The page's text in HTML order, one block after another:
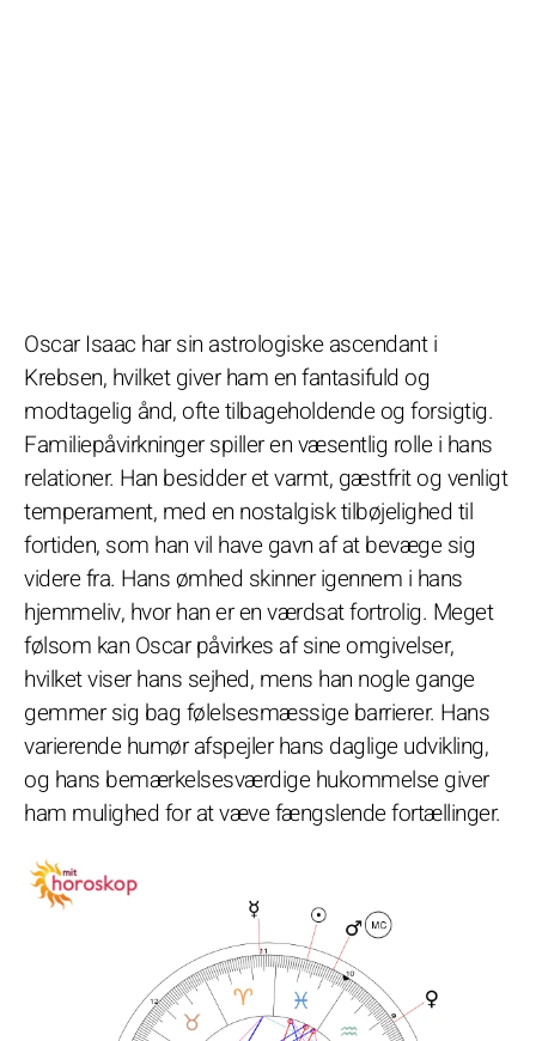
Oscar Isaac har sin astrologiske ascendant i
Krebsen, hvilket giver ham en fantasifuld og
modtagelig ånd, ofte tilbageholdende og forsigtig.
Familiepåvirkninger spiller en væsentlig rolle i hans
relationer. Han besidder et varmt, gæstfrit og venligt
temperament, med en nostalgisk tilbøjelighed til
fortiden, som han vil have gavn af at bevæge sig
videre fra. Hans ømhed skinner igennem i hans
hjemmeliv, hvor han er en værdsat fortrolig. Meget
følsom kan Oscar påvirkes af sine omgivelser,
hvilket viser hans sejhed, mens han nogle gange
gemmer sig bag følelsesmæssige barrierer. Hans
varierende humør afspejler hans daglige udvikling,
og hans bemærkelsesværdige hukommelse giver
ham mulighed for at væve fængslende fortællinger.